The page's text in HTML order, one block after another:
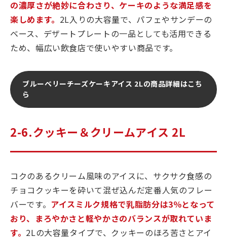
の濃厚さが絶妙に合わさり、ケーキのような満足感を
楽しめます。 2L入りの大容量で、パフェやサンデーの
ベース、デザートプレートの一品としても活用できる
ため、幅広い飲食店で使いやすい商品です。
ブルーベリーチーズケーキアイス 2Lの商品詳細はこち
ら
2-6.クッキー＆クリームアイス 2L
コクのあるクリーム風味のアイスに、サクサク食感の
チョコクッキーを砕いて混ぜ込んだ定番人気のフレー
バーです。 アイスミルク規格で乳脂肪分は3％となって
おり、まろやかさと軽やかさのバランスが取れていま
す。 2Lの大容量タイプで、クッキーのほろ苦さとアイ